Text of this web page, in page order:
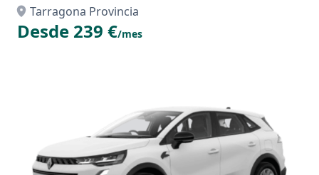
Tarragona Provincia
Desde 239 €/mes